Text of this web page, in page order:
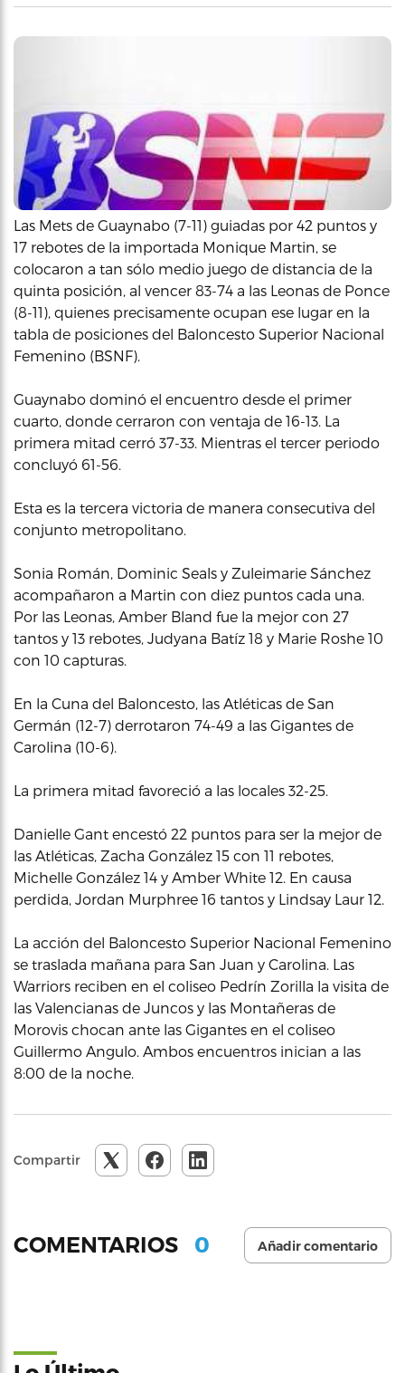
Las Mets de Guaynabo (7-11) guiadas por 42 puntos y
17 rebotes de la importada Monique Martin, se
colocaron a tan sólo medio juego de distancia de la
quinta posición, al vencer 83-74 a las Leonas de Ponce
(8-11), quienes precisamente ocupan ese lugar en la
tabla de posiciones del Baloncesto Superior Nacional
Femenino (BSNF).
Guaynabo dominó el encuentro desde el primer
cuarto, donde cerraron con ventaja de 16-13. La
primera mitad cerró 37-33. Mientras el tercer periodo
concluyó 61-56.
Esta es la tercera victoria de manera consecutiva del
conjunto metropolitano.
Sonia Román, Dominic Seals y Zuleimarie Sánchez
acompañaron a Martin con diez puntos cada una.
Por las Leonas, Amber Bland fue la mejor con 27
tantos y 13 rebotes, Judyana Batíz 18 y Marie Roshe 10
con 10 capturas.
En la Cuna del Baloncesto, las Atléticas de San
Germán (12-7) derrotaron 74-49 a las Gigantes de
Carolina (10-6).
La primera mitad favoreció a las locales 32-25.
Danielle Gant encestó 22 puntos para ser la mejor de
las Atléticas, Zacha González 15 con 11 rebotes,
Michelle González 14 y Amber White 12. En causa
perdida, Jordan Murphree 16 tantos y Lindsay Laur 12.
La acción del Baloncesto Superior Nacional Femenino
se traslada mañana para San Juan y Carolina. Las
Warriors reciben en el coliseo Pedrín Zorilla la visita de
las Valencianas de Juncos y las Montañeras de
Morovis chocan ante las Gigantes en el coliseo
Guillermo Angulo. Ambos encuentros inician a las
8:00 de la noche.
Compartir
COMENTARIOS 0 Añadir comentario